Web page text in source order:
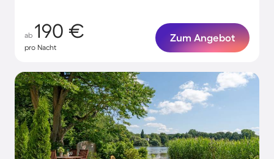
ab 190 €
pro Nacht
Zum Angebot